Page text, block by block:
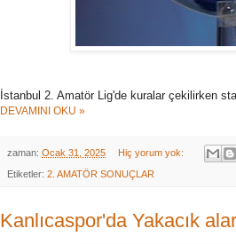
İstanbul 2. Amatör Lig'de kuralar çekilirken
DEVAMINI OKU »
zaman: Ocak 31, 2025 Hiç yorum yok:
Etiketler: 2. AMATÖR SONUÇLAR
Kanlıcaspor'da Yakacık